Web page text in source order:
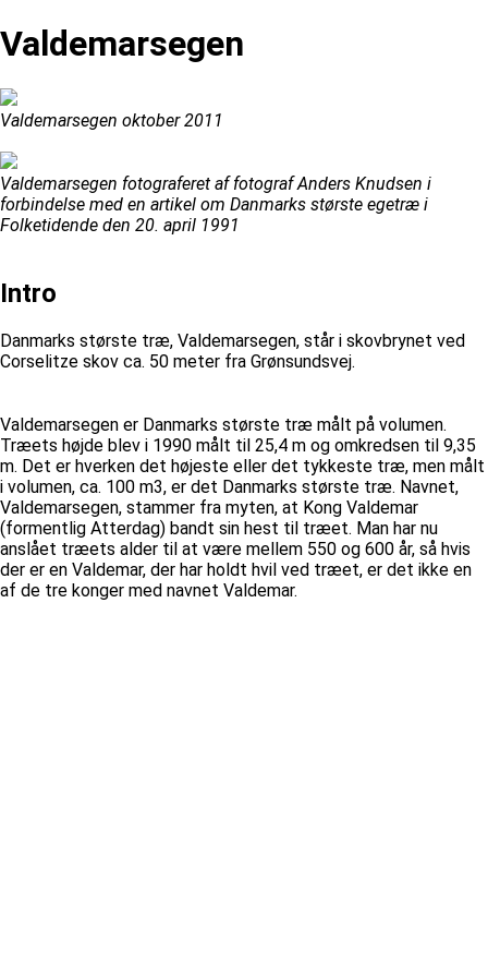
Valdemarsegen
Valdemarsegen oktober 2011
Valdemarsegen fotograferet af fotograf Anders Knudsen i
forbindelse med en artikel om Danmarks største egetræ i
Folketidende den 20. april 1991
Intro
Danmarks største træ, Valdemarsegen, står i skovbrynet ved
Corselitze skov ca. 50 meter fra Grønsundsvej.
Valdemarsegen er Danmarks største træ målt på volumen.
Træets højde blev i 1990 målt til 25,4 m og omkredsen til 9,35
m. Det er hverken det højeste eller det tykkeste træ, men målt
i volumen, ca. 100 m3, er det Danmarks største træ. Navnet,
Valdemarsegen, stammer fra myten, at Kong Valdemar
(formentlig Atterdag) bandt sin hest til træet. Man har nu
anslået træets alder til at være mellem 550 og 600 år, så hvis
der er en Valdemar, der har holdt hvil ved træet, er det ikke en
af de tre konger med navnet Valdemar.